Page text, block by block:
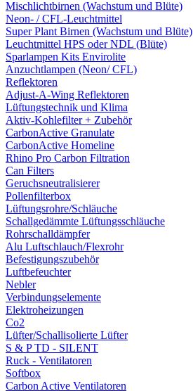
Mischlichtbirnen (Wachstum und Blüte)
Neon- / CFL-Leuchtmittel
Super Plant Birnen (Wachstum und Blüte)
Leuchtmittel HPS oder NDL (Blüte)
Sparlampen Kits Envirolite
Anzuchtlampen (Neon/ CFL)
Reflektoren
Adjust-A-Wing Reflektoren
Lüftungstechnik und Klima
Aktiv-Kohlefilter + Zubehör
CarbonActive Granulate
CarbonActive Homeline
Rhino Pro Carbon Filtration
Can Filters
Geruchsneutralisierer
Pollenfilterbox
Lüftungsrohre/Schläuche
Schallgedämmte Lüftungsschläuche
Rohrschalldämpfer
Alu Luftschlauch/Flexrohr
Befestigungszubehör
Luftbefeuchter
Nebler
Verbindungselemente
Elektroheizungen
Co2
Lüfter/Schallisolierte Lüfter
S & P TD - SILENT
Ruck - Ventilatoren
Softbox
Carbon Active Ventilatoren